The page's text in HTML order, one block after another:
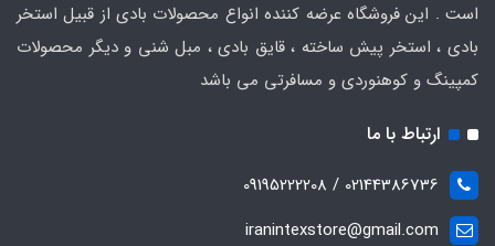
است . این فروشگاه عرضه کننده انواع محصولات بادی از قبیل استخر
بادی ، استخر پیش ساخته ، قایق بادی ، مبل شنی و دیگر محصولات
کمپینگ و کوهنوردی و مسافرتی می باشد
ارتباط با ما
02144386736 / 09195222208
iranintexstore@gmail.com